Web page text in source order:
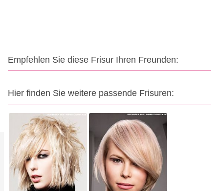
Empfehlen Sie diese Frisur Ihren Freunden:
Hier finden Sie weitere passende Frisuren: